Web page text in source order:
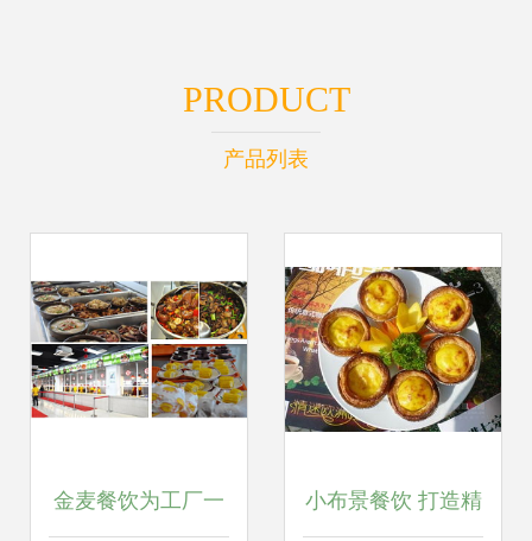
PRODUCT
产品列表
金麦餐饮为工厂一 小布景餐饮 打造精